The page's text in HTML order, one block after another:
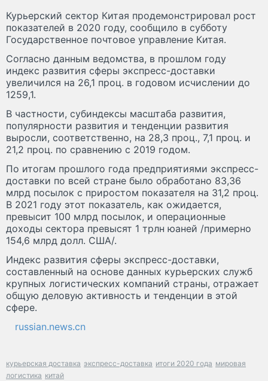
Курьерский сектор Китая продемонстрировал рост
показателей в 2020 году, сообщило в субботу
Государственное почтовое управление Китая.
Согласно данным ведомства, в прошлом году
индекс развития сферы экспресс-доставки
увеличился на 26,1 проц. в годовом исчислении до
1259,1.
В частности, субиндексы масштаба развития,
популярности развития и тенденции развития
выросли, соответственно, на 28,3 проц., 7,1 проц. и
21,2 проц. по сравнению с 2019 годом.
По итогам прошлого года предприятиями экспресс-
доставки по всей стране было обработано 83,36
млрд посылок с приростом показателя на 31,2 проц.
В 2021 году этот показатель, как ожидается,
превысит 100 млрд посылок, и операционные
доходы сектора превысят 1 трлн юаней /примерно
154,6 млрд долл. США/.
Индекс развития сферы экспресс-доставки,
составленный на основе данных курьерских служб
крупных логистических компаний страны, отражает
общую деловую активность и тенденции в этой
сфере.
russian.news.cn
курьерская доставка экспресс-доставка итоги 2020 года мировая
логистика китай